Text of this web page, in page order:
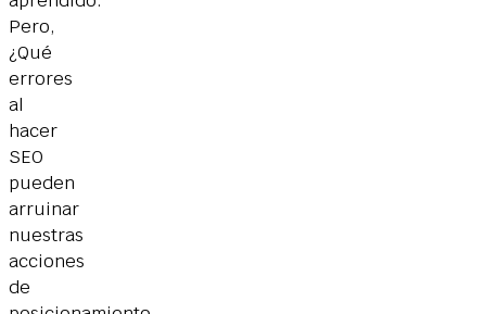
Pero,
¿Qué
errores
al
hacer
SEO
pueden
arruinar
nuestras
acciones
de